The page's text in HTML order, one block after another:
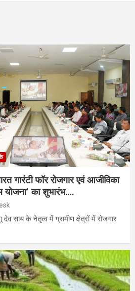
गारंटी फॉर रोजगार एवं आजीविका
योजना’ का शुभारंभ….
देव साय के नेतृत्व में ग्रामीण क्षेत्रों में रोजगार